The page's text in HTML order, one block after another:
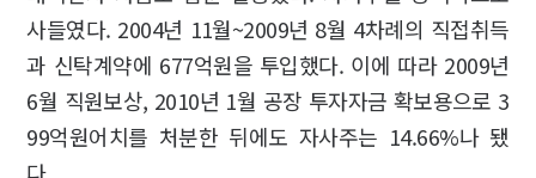
사들였다. 2004년 11월~2009년 8월 4차례의 직접취득
과 신탁계약에 677억원을 투입했다. 이에 따라 2009년
6월 직원보상, 2010년 1월 공장 투자자금 확보용으로 3
99억원어치를 처분한 뒤에도 자사주는 14.66%나 됐